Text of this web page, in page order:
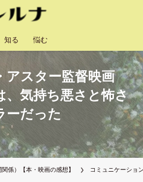
知る 悩む
アスター監督映画
、気持ち悪さと怖さ
ーだった
係）【本・映画の感想】 コミュニケーショ